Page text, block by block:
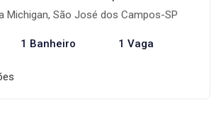
Michigan, São José dos Campos-SP
1 Banheiro 1 Vaga